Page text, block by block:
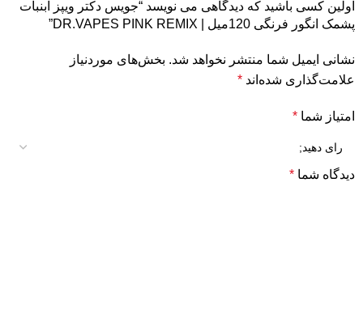
اولین کسی باشید که دیدگاهی می نویسد “جویس دکتر ویپز آبنبات
پشمک انگور فرنگی 120میل | DR.VAPES PINK REMIX”
نشانی ایمیل شما منتشر نخواهد شد. بخش‌های موردنیاز
علامت‌گذاری شده‌اند *
امتیاز شما *
دیدگاه شما *